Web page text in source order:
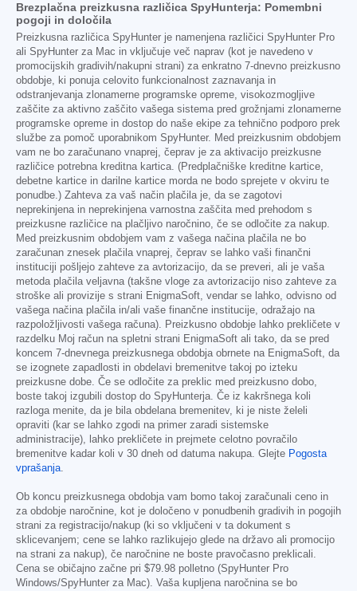
Brezplačna preizkusna različica SpyHunterja: Pomembni
pogoji in določila
Preizkusna različica SpyHunter je namenjena različici SpyHunter Pro
ali SpyHunter za Mac in vključuje več naprav (kot je navedeno v
promocijskih gradivih/nakupni strani) za enkratno 7-dnevno preizkusno
obdobje, ki ponuja celovito funkcionalnost zaznavanja in
odstranjevanja zlonamerne programske opreme, visokozmogljive
zaščite za aktivno zaščito vašega sistema pred grožnjami zlonamerne
programske opreme in dostop do naše ekipe za tehnično podporo prek
službe za pomoč uporabnikom SpyHunter. Med preizkusnim obdobjem
vam ne bo zaračunano vnaprej, čeprav je za aktivacijo preizkusne
različice potrebna kreditna kartica. (Predplačniške kreditne kartice,
debetne kartice in darilne kartice morda ne bodo sprejete v okviru te
ponudbe.) Zahteva za vaš način plačila je, da se zagotovi
neprekinjena in neprekinjena varnostna zaščita med prehodom s
preizkusne različice na plačljivo naročnino, če se odločite za nakup.
Med preizkusnim obdobjem vam z vašega načina plačila ne bo
zaračunan znesek plačila vnaprej, čeprav se lahko vaši finančni
instituciji pošljejo zahteve za avtorizacijo, da se preveri, ali je vaša
metoda plačila veljavna (takšne vloge za avtorizacijo niso zahteve za
stroške ali provizije s strani EnigmaSoft, vendar se lahko, odvisno od
vašega načina plačila in/ali vaše finančne institucije, odražajo na
razpoložljivosti vašega računa). Preizkusno obdobje lahko prekličete v
razdelku Moj račun na spletni strani EnigmaSoft ali tako, da se pred
koncem 7-dnevnega preizkusnega obdobja obrnete na EnigmaSoft, da
se izognete zapadlosti in obdelavi bremenitve takoj po izteku
preizkusne dobe. Če se odločite za preklic med preizkusno dobo,
boste takoj izgubili dostop do SpyHunterja. Če iz kakršnega koli
razloga menite, da je bila obdelana bremenitev, ki je niste želeli
opraviti (kar se lahko zgodi na primer zaradi sistemske
administracije), lahko prekličete in prejmete celotno povračilo
bremenitve kadar koli v 30 dneh od datuma nakupa. Glejte Pogosta
vprašanja.
Ob koncu preizkusnega obdobja vam bomo takoj zaračunali ceno in
za obdobje naročnine, kot je določeno v ponudbenih gradivih in pogojih
strani za registracijo/nakup (ki so vključeni v ta dokument s
sklicevanjem; cene se lahko razlikujejo glede na državo ali promocijo
na strani za nakup), če naročnine ne boste pravočasno preklicali.
Cena se običajno začne pri $79.98 polletno (SpyHunter Pro
Windows/SpyHunter za Mac). Vaša kupljena naročnina se bo